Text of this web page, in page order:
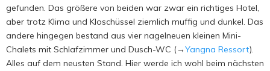
gefunden. Das größere von beiden war zwar ein richtiges Hotel,
aber trotz Klima und Kloschüssel ziemlich muffig und dunkel. Das
andere hingegen bestand aus vier nagelneuen kleinen Mini-
Chalets mit Schlafzimmer und Dusch-WC (→Yangna Ressort).
Alles auf dem neusten Stand. Hier werde ich wohl beim nächsten